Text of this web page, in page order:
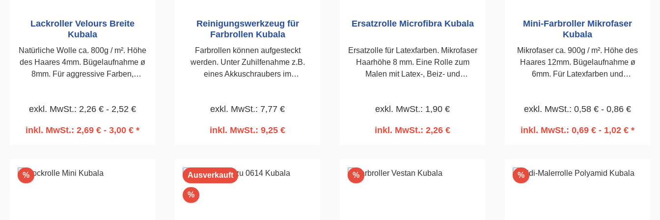
Lackroller Velours Breite
Kubala
Natürliche Wolle ca. 800g / m². Höhe
des Haares 4mm. Bügelaufnahme ø
8mm. Für aggressive Farben,
exkl. MwSt.: 2,26 € - 2,52 €
inkl. MwSt.: 2,69 € - 3,00 € *
Reinigungswerkzeug für
Farbrollen Kubala
Farbrollen können aufgesteckt
werden. Unter Zuhilfenahme z.B.
eines Akkuschraubers im
exkl. MwSt.: 7,77 €
inkl. MwSt.: 9,25 €
Ersatzrolle Microfibra Kubala
Ersatzolle für Latexfarben. Mikrofaser
Haarhöhe 8 mm. Eine Rolle zum
Malen mit Latex-, Beiz- und
durch Thermofusion hergestellt, die
Verschweißung des Textilmaterials
kompatibel mit Griff Kat. Nr. 4196 und
exkl. MwSt.: 1,90 €
inkl. MwSt.: 2,26 €
Mini-Farbroller Mikrofaser
Kubala
Mikrofaser ca. 900g / m². Höhe des
Haares 12mm. Bügelaufnahme ø
6mm. Für Latexfarben und
exkl. MwSt.: 0,58 € - 0,86 €
inkl. MwSt.: 0,69 € - 1,02 € *
%Rabatt Ausverkauft
%Rabatt
%Rabatt %Rabatt